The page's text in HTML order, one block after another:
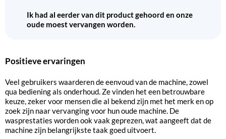
Ik had al eerder van dit product gehoord en onze
oude moest vervangen worden.
Positieve ervaringen
Veel gebruikers waarderen de eenvoud van de machine, zowel
qua bediening als onderhoud. Ze vinden het een betrouwbare
keuze, zeker voor mensen die al bekend zijn met het merk en op
zoek zijn naar vervanging voor hun oude machine. De
wasprestaties worden ook vaak geprezen, wat aangeeft dat de
machine zijn belangrijkste taak goed uitvoert.